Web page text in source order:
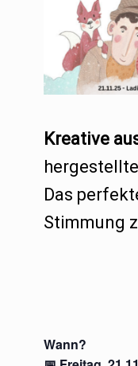
Kreative
Das
Stimmung
Wann?